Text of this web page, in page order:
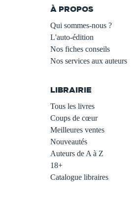
À PROPOS
Qui sommes-nous ?
L'auto-édition
Nos fiches conseils
Nos services aux auteurs
LIBRAIRIE
Tous les livres
Coups de cœur
Meilleures ventes
Nouveautés
Auteurs de A à Z
18+
Catalogue libraires